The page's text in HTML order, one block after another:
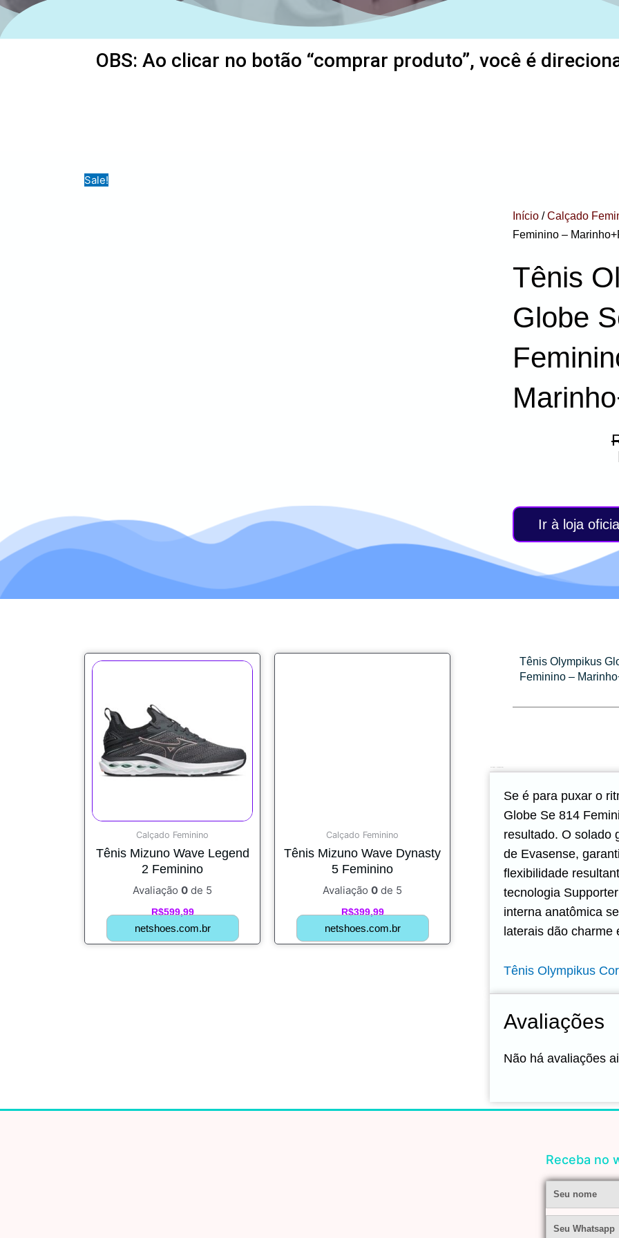
OBS: Ao clicar no botão “comprar produto”, você é
Sale!
Início /Calçado
Feminino –
Tênis
Globe
Ir à loja oficial
Calçado Feminino
Tênis Mizuno Wave Legend
2 Feminino
Avaliação 0 de 5
R$599,99
netshoes.com.br
Calçado Feminino
Tênis Mizuno Wave Dynasty
5 Feminino
Avaliação 0 de 5
R$399,99
netshoes.com.br
Tênis Olympikus
Feminino –
Se é para puxar o
Globe Se 814
resultado. O solado
de Evasense,
flexibilidade
tecnologia
interna anatômica
laterais dão charme
Tênis Olympikus
Avaliações
Não há avaliações
Receba no
Nome
Whatsapp